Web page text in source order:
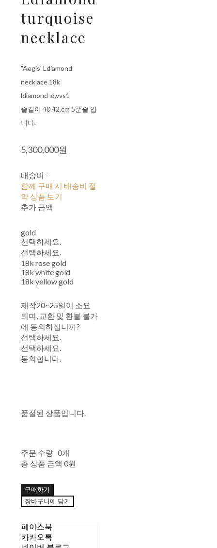
turquoise
necklace
"Aegis' Ldiamond
necklace.18k
ldiamond .d,vvs1
줄길이 40.42.cm 5푼줄 입
니다.
5,300,000원
배송비 -
함께 구매 시 배송비 절
약 상품 보기
추가 금액
gold
선택하세요.
선택하세요.
18k rose gold
18k white gold
18k yellow gold
제작20~25일이 소요
되며, 교환 및 환불 불가
에 동의하십니까?
선택하세요.
선택하세요.
동의합니다.
품절된 상품입니다.
주문 수량 0개
총 상품 금액 0원
구매하기
장바구니에 담기
페이스북
카카오톡